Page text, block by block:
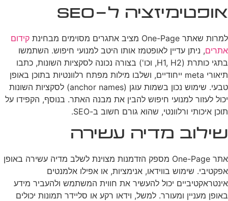
אופטימיזציה ל-SEO
למרות שאתר One-Page מציב אתגרים מסוימים מבחינת
קידום
אתרים, ניתן עדיין לאופטמז אותו היטב למנועי חיפוש. השתמשו
בתגי כותרת (H1, H2, וכו') בצורה נכונה לסקציות השונות, כתבו
תיאורי meta ייחודיים, ושלבו מילות מפתח רלוונטיות בתוכן באופן
טבעי. שימוש נכון בשמות עוגן (anchor names) לסקציות השונות
יכול לעזור למנועי חיפוש להבין את מבנה האתר. בנוסף, הקפידו על
תוכן איכותי ורלוונטי, שהוא גורם חשוב ב-SEO.
שילוב מדיה עשירה
אתר One-Page מספק הזדמנות מצוינת לשלב מדיה עשירה באופן
אפקטיבי. שימוש בווידאו, אנימציות, או אפילו אלמנטים
אינטראקטיביים יכול להעשיר את חווית המשתמש ולהעביר מידע
באופן מעניין ומעורר. למשל, וידאו רקע או סליידר תמונות יכולים